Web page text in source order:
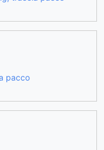
pacco